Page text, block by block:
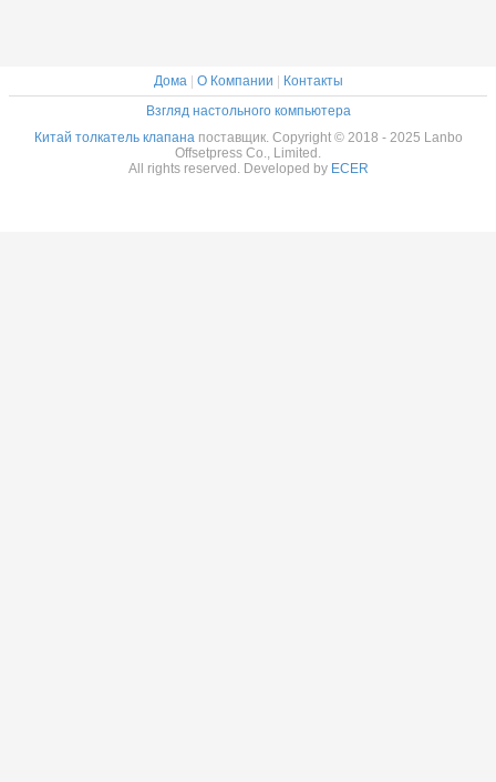
Дома| О Компании
Контакты
Взгляд настольного компьютера
Китай толкатель клапанапоставщик. Copyright © 2018 - 2025 Lanbo
Offsetpress Co., Limited.
All rights reserved. Developed by ECER